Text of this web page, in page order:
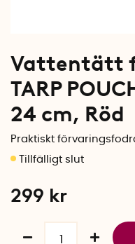
Vattentätt
TARP
24 cm, Röd
Praktiskt
299 kr